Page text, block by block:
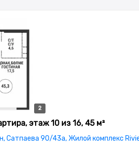
2
2
этаж 10 из 16, 45 м²
Сатпаева 90/43а, Жилой комплекс